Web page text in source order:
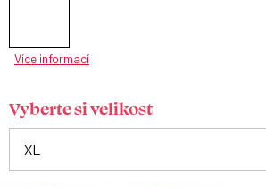
Více informací
Vyberte si velikost